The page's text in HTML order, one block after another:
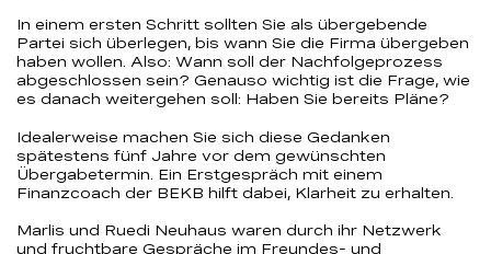
In einem ersten Schritt sollten Sie als übergebende
Partei sich überlegen, bis wann Sie die Firma übergeben
haben wollen. Also: Wann soll der Nachfolgeprozess
abgeschlossen sein? Genauso wichtig ist die Frage, wie
es danach weitergehen soll: Haben Sie bereits Pläne?
Idealerweise machen Sie sich diese Gedanken
spätestens fünf Jahre vor dem gewünschten
Übergabetermin. Ein Erstgespräch mit einem
Finanzcoach der BEKB hilft dabei, Klarheit zu erhalten.
Marlis und Ruedi Neuhaus waren durch ihr Netzwerk
und fruchtbare Gespräche im Freundes- und